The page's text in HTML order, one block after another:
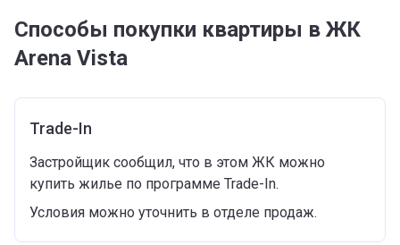
Способы покупки квартиры в ЖК
Arena Vista
Trade-In
Застройщик сообщил, что в этом ЖК можно
купить жилье по программе Trade-In.
Условия можно уточнить в отделе продаж.